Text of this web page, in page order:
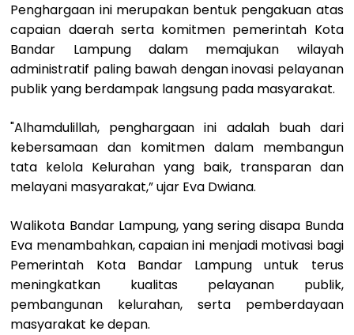
Penghargaan ini merupakan bentuk pengakuan atas
capaian daerah serta komitmen pemerintah Kota
Bandar Lampung dalam memajukan wilayah
administratif paling bawah dengan inovasi pelayanan
publik yang berdampak langsung pada masyarakat.
"Alhamdulillah, penghargaan ini adalah buah dari
kebersamaan dan komitmen dalam membangun
tata kelola Kelurahan yang baik, transparan dan
melayani masyarakat,” ujar Eva Dwiana.
Walikota Bandar Lampung, yang sering disapa Bunda
Eva menambahkan, capaian ini menjadi motivasi bagi
Pemerintah Kota Bandar Lampung untuk terus
meningkatkan kualitas pelayanan publik,
pembangunan kelurahan, serta pemberdayaan
masyarakat ke depan.